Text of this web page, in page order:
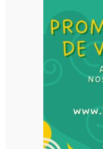
Rico Design
Rosários 4
Abraço
Alentejo Wool
Alvor